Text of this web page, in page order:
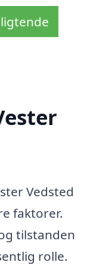
Vedsted
faktorer.
tilstanden
rolle.